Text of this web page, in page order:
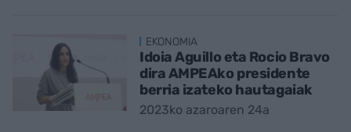
EKONOMIA
Idoia Aguillo eta Rocio Bravo
dira AMPEAko presidente
berria izateko hautagaiak
2023ko azaroaren 24a